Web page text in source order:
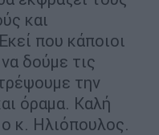
και
που κάποιοι
δούμε τις
την
όραμα. Καλή
κ. Ηλιόπουλος.